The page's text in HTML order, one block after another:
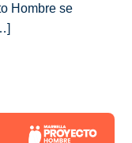
Hombre se